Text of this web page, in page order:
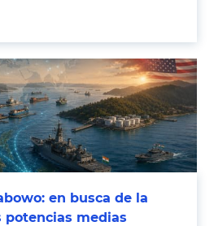
en busca de la
potencias medias